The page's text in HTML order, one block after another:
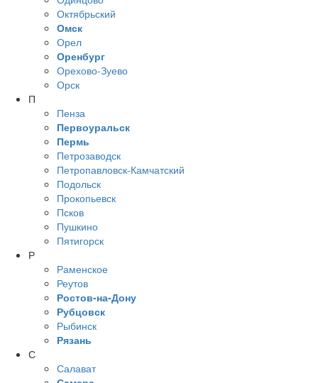
Октябрьский
Омск
Орел
Оренбург
Орехово-Зуево
Орск
П
Пенза
Первоуральск
Пермь
Петрозаводск
Петропавловск-Камчатский
Подольск
Прокопьевск
Псков
Пушкино
Пятигорск
Р
Раменское
Реутов
Ростов-на-Дону
Рубцовск
Рыбинск
Рязань
С
Салават